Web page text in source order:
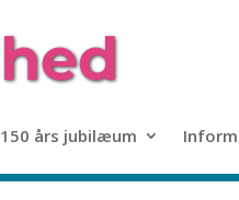
150 års jubilæum